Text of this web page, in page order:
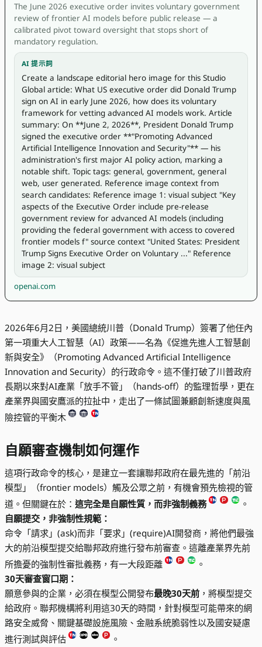
The June 2026 executive order invites voluntary government
review of frontier AI models before public release — a
calibrated pivot toward oversight that stops short of
mandatory regulation.
AI 提示詞
Create a landscape editorial hero image for this Studio
Global article: What US executive order did Donald Trump
sign on AI in early June 2026, how does its voluntary
framework for vetting advanced AI models work. Article
summary: On **June 2, 2026**, President Donald Trump
signed the executive order **"Promoting Advanced
Artificial Intelligence Innovation and Security"** — his
administration's first major AI policy action, marking a
notable shift. Topic tags: general, government, general
web, user generated. Reference image context from
search candidates: Reference image 1: visual subject "Key
aspects of the Executive Order include pre-release
government review for advanced AI models (including
providing the federal government with access to covered
frontier models f" source context "United States: President
Trump Signs Executive Order on Voluntary ..." Reference
image 2: visual subject
openai.com
2026年6月2日，美國總統川普（Donald Trump）簽署了他任內
第一項重大人工智慧（AI）政策——名為《促進先進人工智慧創
新與安全》（Promoting Advanced Artificial Intelligence
Innovation and Security）的行政命令。這不僅打破了川普政府
長期以來對AI產業「放手不管」（hands-off）的監理哲學，更在
產業界與國安鷹派的拉扯中，走出了一條試圖兼顧創新速度與風
險控管的平衡木
自願審查機制如何運作
這項行政命令的核心，是建立一套讓聯邦政府在最先進的「前沿
模型」（frontier models）觸及公眾之前，有機會預先檢視的管
道。但關鍵在於： 這完全是自願性質，而非強制義務
。
自願提交，非強制性規範：
命令「請求」(ask)而非「要求」(require)AI開發商，將他們最強
大的前沿模型提交給聯邦政府進行發布前審查。這離產業界先前
所擔憂的強制性審批義務，有一大段距離
。
30天審查窗口期：
願意參與的企業，必須在模型公開發布最晚30天前 ，將模型提交
給政府。聯邦機構將利用這30天的時間，針對模型可能帶來的網
路安全威脅、關鍵基礎設施風險、金融系統脆弱性以及國安疑慮
進行測試與評估
。